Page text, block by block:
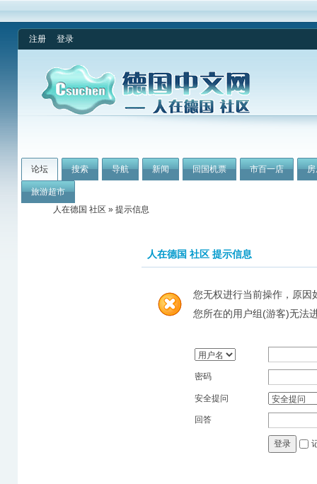
注册 登录
论坛 搜索 导航 新闻 回国机票 市百一店
旅游超市
人在德国 社区 » 提示信息
人在德国 社区 提示信息
您无权进行当前操作，原因
您所在的用户组(游客)无法
密码
安全提问
回答
登录